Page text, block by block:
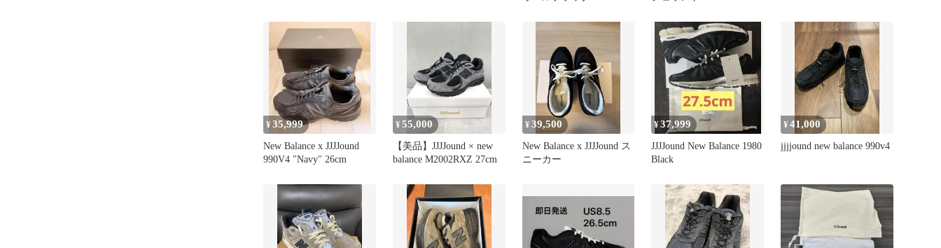
¥35,999
New Balance x JJJJound
990V4 "Navy" 26cm
¥55,000
【美品】JJJJound × new
balance M2002RXZ 27cm
¥39,500
New Balance x JJJJound ス
ニーカー
¥37,999
JJJJound New Balance 1980
Black
¥41,000
jjjjound new balance 990v4